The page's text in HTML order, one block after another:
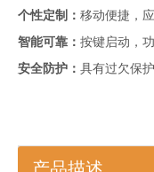
个性定制： 移动便捷，
智能可靠： 按键启动，
安全防护： 具有过欠保